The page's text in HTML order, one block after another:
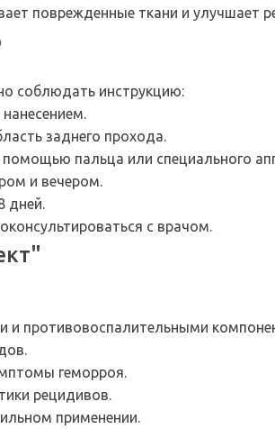
поврежденные ткани и улучшает
соблюдать инструкцию:
заднего прохода.
помощью пальца или специального
и вечером.
дней.
с врачом.
и противовоспалительными
геморроя.
рецидивов.
применении.